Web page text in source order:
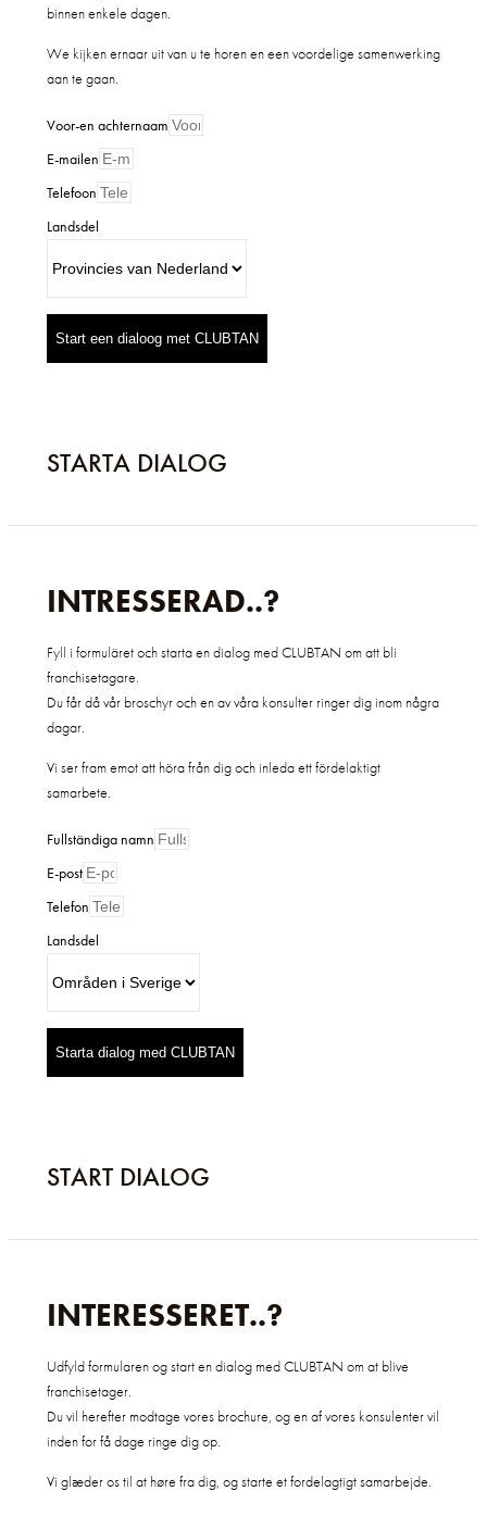
binnen enkele dagen.
We kijken ernaar uit van u te horen en een voordelige samenwerking
aan te gaan.
Voor-en achternaam
E-mailen
Telefoon
Landsdel
Start een dialoog met CLUBTAN
STARTA DIALOG
INTRESSERAD..?
Fyll i formuläret och starta en dialog med CLUBTAN om att bli
franchisetagare.
Du får då vår broschyr och en av våra konsulter ringer dig inom några
dagar.
Vi ser fram emot att höra från dig och inleda ett fördelaktigt
samarbete.
Fullständiga namn
E-post
Telefon
Landsdel
Starta dialog med CLUBTAN
START DIALOG
INTERESSERET..?
Udfyld formularen og start en dialog med CLUBTAN om at blive
franchisetager.
Du vil herefter modtage vores brochure, og en af vores konsulenter vil
inden for få dage ringe dig op.
Vi glæder os til at høre fra dig, og starte et fordelagtigt samarbejde.